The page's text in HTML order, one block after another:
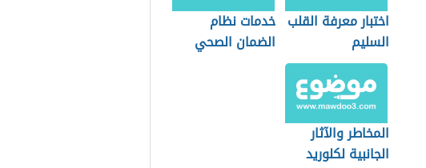
اختبار معرفة القلب
السليم
خدمات نظام
الضمان الصحي
المخاطر والآثار
الجانبية لكلوريد